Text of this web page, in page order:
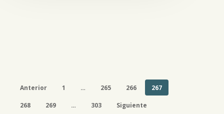
Anterior 1 … 265 266 267
268 269 … 303 Siguiente